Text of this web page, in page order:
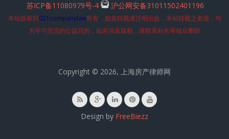
苏ICP备11080979号-4 沪公网安备31011502401196
本站版权归021companylaw所有，如若转载请注明出处，本站转载之资源，均
为学习交流的公益目的，如若涉及版权，请联系站长审核后删除
Copyright © 2026, 上海房产律师网
Design by FreeBiezz